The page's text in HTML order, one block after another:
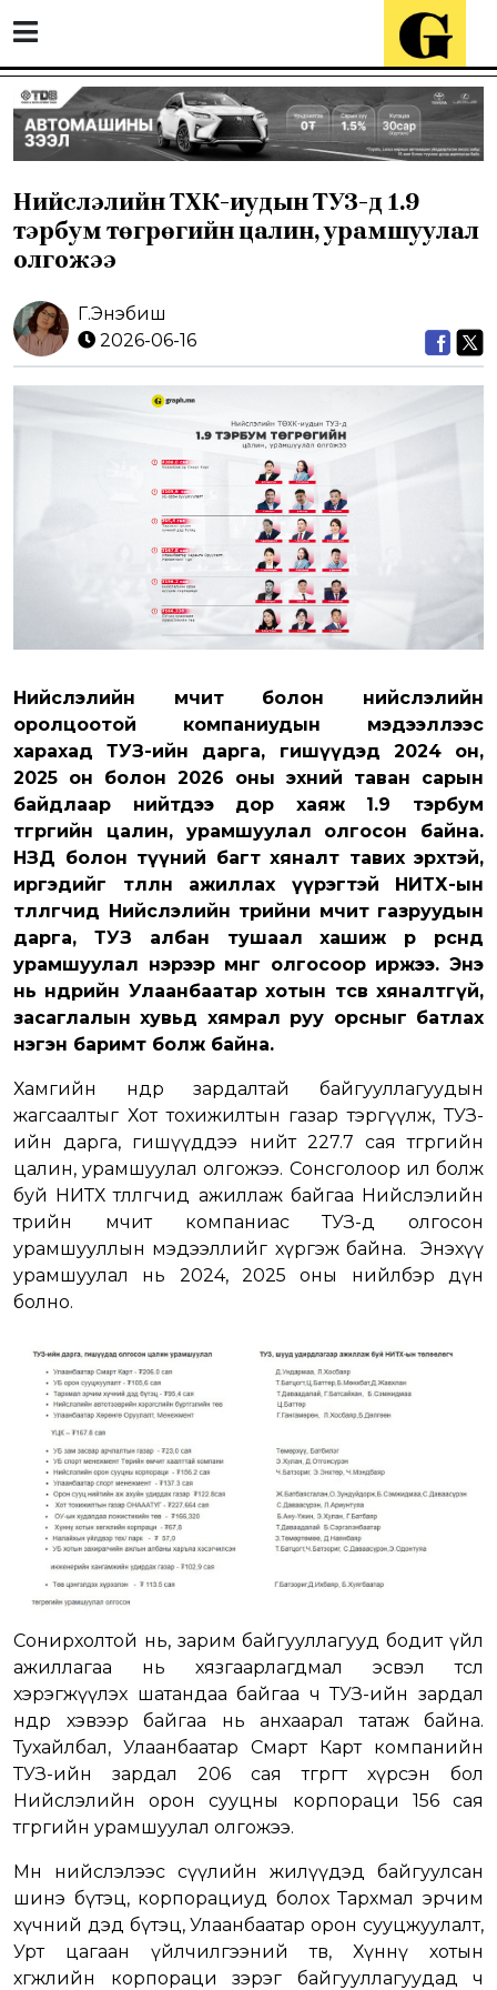
Нийслэлийн ТӨХК-иудын ТУЗ-д 1.9
тэрбум төгрөгийн цалин, урамшуулал
олгожээ
Г.Энэбиш
2026-06-16
Нийслэлийн өмчит болон нийслэлийн
оролцоотой компаниудын мэдээллээс
харахад ТУЗ-ийн дарга, гишүүдэд 2024 он,
2025 он болон 2026 оны эхний таван сарын
байдлаар нийтдээ дор хаяж 1.9 тэрбум
төгрөгийн цалин, урамшуулал олгосон байна.
НЗД болон түүний багт хяналт тавих эрхтэй,
иргэдийг төлөөлөн ажиллах үүрэгтэй НИТХ-ын
төлөөлөгчид Нийслэлийн төрийни өмчит газруудын
дарга, ТУЗ албан тушаал хашиж өөрөө өөрсөндөө
урамшуулал нэрээр мөнгө олгосоор иржээ. Энэ
нь өнөөдрийн Улаанбаатар хотын төсөв хяналтгүй,
засаглалын хувьд хямрал руу орсныг батлах
нэгэн баримт болж байна.
Хамгийн өндөр зардалтай байгууллагуудын
жагсаалтыг Хот тохижилтын газар тэргүүлж, ТУЗ-
ийн дарга, гишүүддээ нийт 227.7 сая төгрөгийн
цалин, урамшуулал олгожээ. Сонсголоор ил болж
буй НИТХ төлөөлөгчид ажиллаж байгаа Нийслэлийн
төрийн өмчит компаниас ТУЗ-д олгосон
урамшууллын мэдээллийг хүргэж байна. Энэхүү
урамшуулал нь 2024, 2025 оны нийлбэр дүн
болно.
Сонирхолтой нь, зарим байгууллагууд бодит үйл
ажиллагаа нь хязгаарлагдмал эсвэл төсөл
хэрэгжүүлэх шатандаа байгаа ч ТУЗ-ийн зардал
өндөр хэвээр байгаа нь анхаарал татаж байна.
Тухайлбал, Улаанбаатар Смарт Карт компанийн
ТУЗ-ийн зардал 206 сая төгрөгт хүрсэн бол
Нийслэлийн орон сууцны корпораци 156 сая
төгрөгийн урамшуулал олгожээ.
Мөн нийслэлээс сүүлийн жилүүдэд байгуулсан
шинэ бүтэц, корпорациуд болох Тархмал эрчим
хүчний дэд бүтэц, Улаанбаатар орон сууцжуулалт,
Урт цагаан үйлчилгээний төв, Хүннү хотын
хөгжлийн корпораци зэрэг байгууллагуудад ч